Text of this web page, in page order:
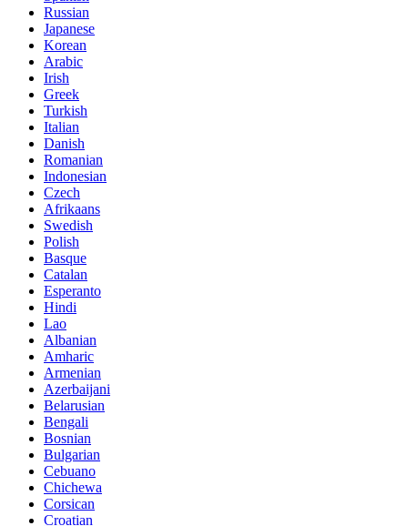
Russian
Japanese
Korean
Arabic
Irish
Greek
Turkish
Italian
Danish
Romanian
Indonesian
Czech
Afrikaans
Swedish
Polish
Basque
Catalan
Esperanto
Hindi
Lao
Albanian
Amharic
Armenian
Azerbaijani
Belarusian
Bengali
Bosnian
Bulgarian
Cebuano
Chichewa
Corsican
Croatian